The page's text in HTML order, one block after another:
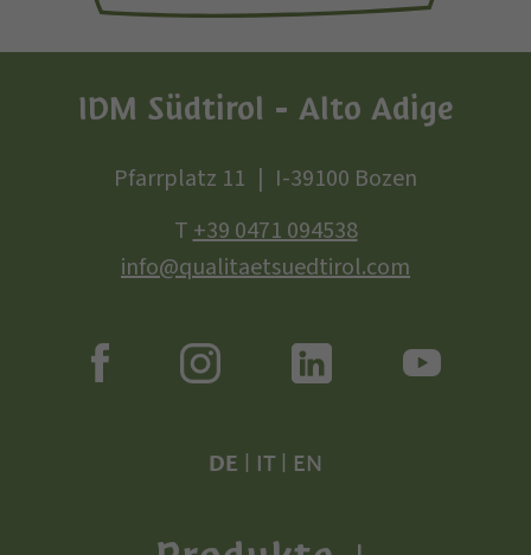
IDM Südtirol - Alto Adige
Pfarrplatz 11
I-39100 Bozen
T+39 0471 094538
info@qualitaetsuedtirol.com
DE IT| EN